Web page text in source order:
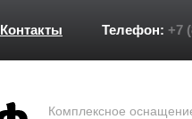
Контакты Телефон: +7
Комплексное